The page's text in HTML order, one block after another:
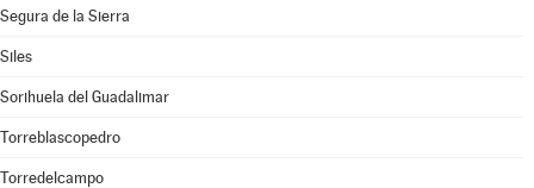
Segura de la Sierra
Siles
Sorihuela del Guadalimar
Torreblascopedro
Torredelcampo